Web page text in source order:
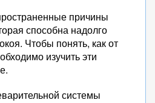
причины
способна надолго
Чтобы понять, как от
изучить эти
системы